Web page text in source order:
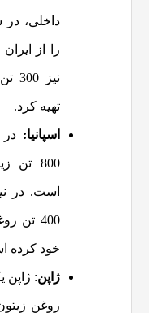
نیز
تهیه کرد.
اسپانیا:
800
400 تن
خود کرده
ژاپن: ژاپن
روغن